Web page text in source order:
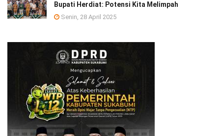
Bupati Herdiat: Potensi Kita Melimpah
Senin, 28 April 2025